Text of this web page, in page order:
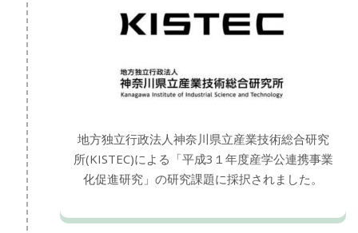
地方独立行政法人神奈川県立産業技術総合研究
所(KISTEC)による「平成3１年度産学公連携事業
化促進研究」の研究課題に採択されました。